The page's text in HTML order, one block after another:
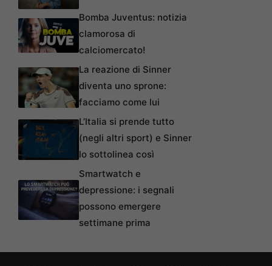
Bomba Juventus: notizia
clamorosa di
calciomercato!
La reazione di Sinner
diventa uno sprone:
facciamo come lui
L’Italia si prende tutto
(negli altri sport) e Sinner
lo sottolinea così
Smartwatch e
depressione: i segnali
possono emergere
settimane prima